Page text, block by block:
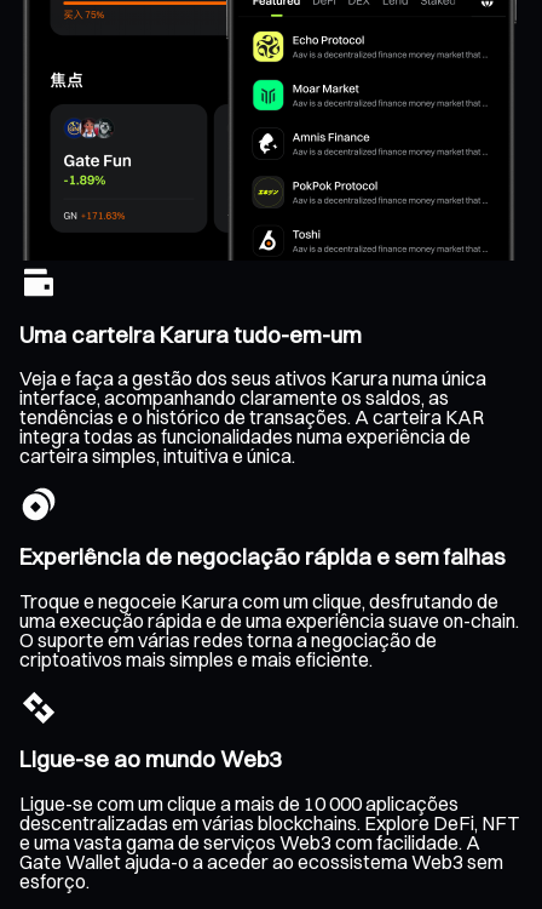
Uma carteira Karura tudo-em-um
Veja e faça a gestão dos seus ativos Karura numa única
interface, acompanhando claramente os saldos, as
tendências e o histórico de transações. A carteira KAR
integra todas as funcionalidades numa experiência de
carteira simples, intuitiva e única.
Experiência de negociação rápida e sem falhas
Troque e negoceie Karura com um clique, desfrutando de
uma execução rápida e de uma experiência suave on-chain.
O suporte em várias redes torna a negociação de
criptoativos mais simples e mais eficiente.
Ligue-se ao mundo Web3
Ligue-se com um clique a mais de 10 000 aplicações
descentralizadas em várias blockchains. Explore DeFi, NFT
e uma vasta gama de serviços Web3 com facilidade. A
Gate Wallet ajuda-o a aceder ao ecossistema Web3 sem
esforço.